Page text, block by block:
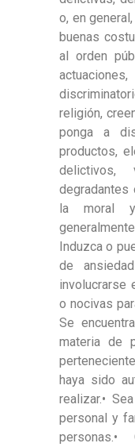
o, en
buenas
al orden
religión,
ponga a
productos,
delictivos,
degradantes
la moral
Induzca o
de
involucrarse
o nocivas
Se
materia de
haya sido
realizar.•
personal y